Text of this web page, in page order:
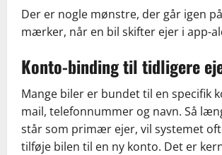
Der er nogle mønstre, der går igen
mærker, når en bil skifter ejer i app-
Konto-binding til tidligere
Mange biler er bundet til en specifik
mail, telefonnummer og navn. Så
står som primær ejer, vil systemet
tilføje bilen til en ny konto. Det er